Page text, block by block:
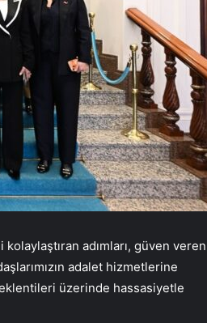
kolaylaştıran adımları, güven veren
adalet hizmetlerine
üzerinde hassasiyetle